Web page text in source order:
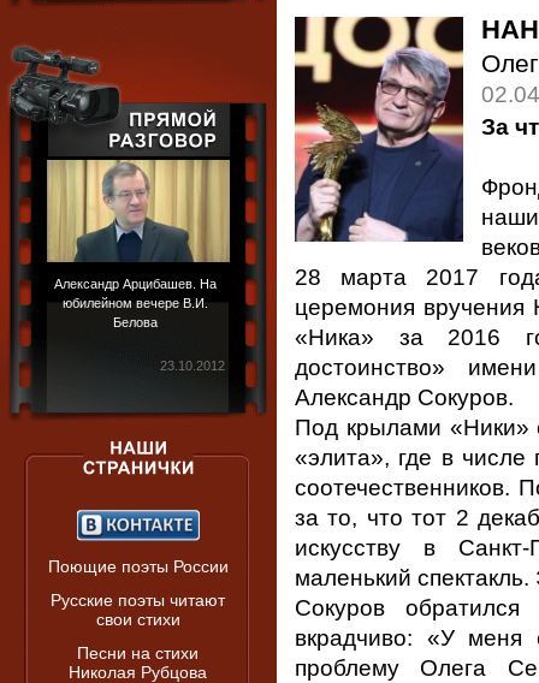
Александр Арцибашев. На
юбилейном вечере В.И.
Белова
23.10.2012
Поющие поэты России
Русские поэты читают
свои стихи
Песни на стихи
Николая Рубцова
За
28 марта 2017
церемония вручения
«Ника» за 2016
достоинство»
Александр Сокуров.
Под крылами «Ники»
«элита», где в числе
соотечественников.
за то, что тот 2
искусству в
маленький
Сокуров
вкрадчиво: «У меня
проблему Олега